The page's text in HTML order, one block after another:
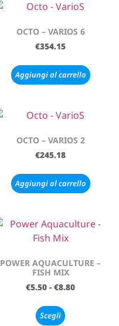
OCTO – VARIOS 6
€354.15
Aggiungi al carrello
OCTO – VARIOS 2
€245.18
Aggiungi al carrello
POWER AQUACULTURE –
FISH MIX
€5.50 - €8.80
Scegli